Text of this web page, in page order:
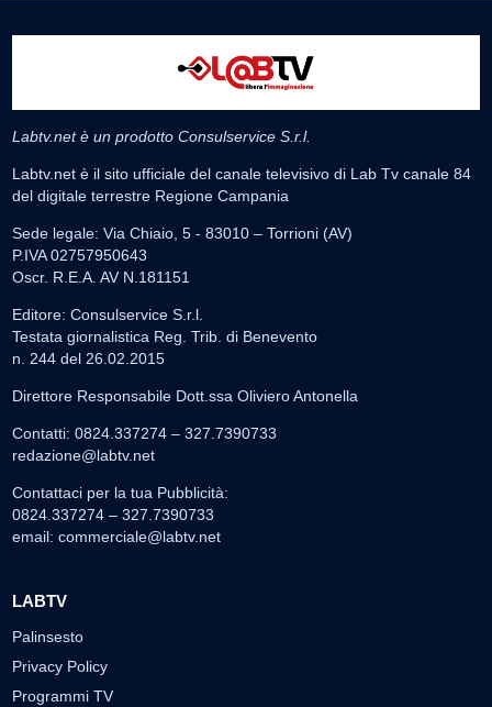
Labtv.net è un prodotto Consulservice S.r.l.
Labtv.net è il sito ufficiale del canale televisivo di Lab Tv canale 84
del digitale terrestre Regione Campania
Sede legale: Via Chiaio, 5 - 83010 – Torrioni (AV)
P.IVA 02757950643
Oscr. R.E.A. AV N.181151
Editore: Consulservice S.r.l.
Testata giornalistica Reg. Trib. di Benevento
n. 244 del 26.02.2015
Direttore Responsabile Dott.ssa Oliviero Antonella
Contatti: 0824.337274 – 327.7390733
redazione@labtv.net
Contattaci per la tua Pubblicità:
0824.337274 – 327.7390733
email: commerciale@labtv.net
LABTV
Palinsesto
Privacy Policy
Programmi TV